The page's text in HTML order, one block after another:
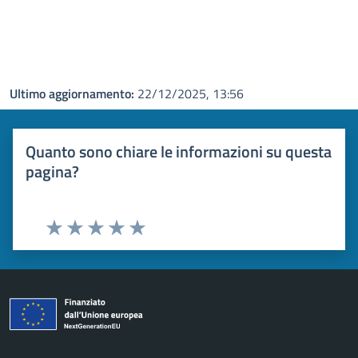
Ultimo aggiornamento: 22/12/2025, 13:56
Quanto sono chiare le informazioni su questa
pagina?
Valuta 5 stelle su 5
Valuta 4 stelle su 5
Valuta 3 stelle su 5
Valuta 2 stelle su 5
Valuta 1 stelle su 5